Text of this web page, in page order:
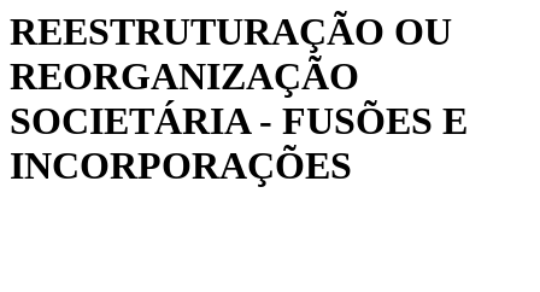
REESTRUTURAÇÃO OU
REORGANIZAÇÃO
SOCIETÁRIA - FUSÕES E
INCORPORAÇÕES